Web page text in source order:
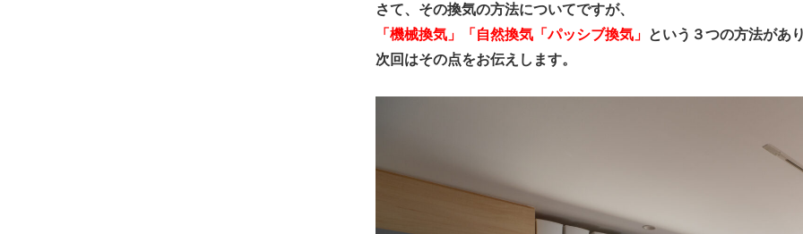
さて、その換気の方法についてですが、
「機械換気」「自然換気「パッシブ換気」 という３つの方法があ
次回はその点をお伝えします。